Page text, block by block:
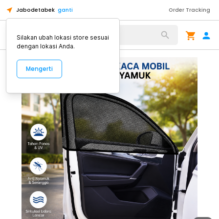
Jabodetabek ganti Order Tracking
Alat Kopi
Silakan ubah lokasi store sesuai
dengan lokasi Anda.
Mengerti